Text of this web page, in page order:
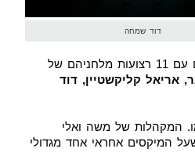
דוד שמחה
של
אריאל קליקשטיין, דוד
המקהלות של משה ואלי
המיקסים אחראי אחד מגדולי